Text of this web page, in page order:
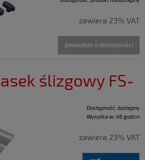
zawiera 23% VAT
powiadom o dostępności
ślizgowy FS-
Dostępność: dostępny
Wysyłka w: 48 godzin
zawiera 23% VAT